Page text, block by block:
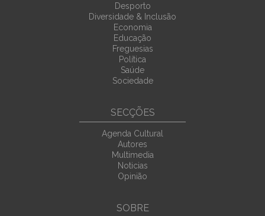
Desporto
Diversidade & Inclusão
Economia
Educação
Freguesias
Política
Saúde
Sociedade
SECÇÕES
Agenda Cultural
Autores
Multimedia
Noticias
Opinião
SOBRE